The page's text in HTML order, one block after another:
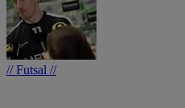
// Futsal //